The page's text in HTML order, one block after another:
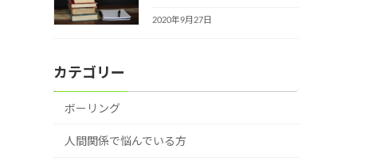
2020年9月27日
カテゴリー
ボーリング
人間関係で悩んでいる方